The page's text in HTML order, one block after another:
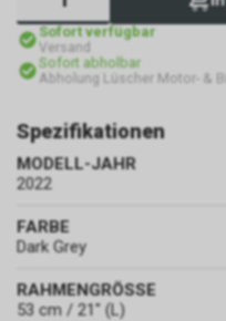
Sofort verfügbar
Versand
Sofort abholbar
Abholung Lüscher Motor- &
Spezifikationen
MODELL-JAHR
2022
FARBE
Dark Grey
RAHMENGRÖSSE
53 cm / 21" (L)